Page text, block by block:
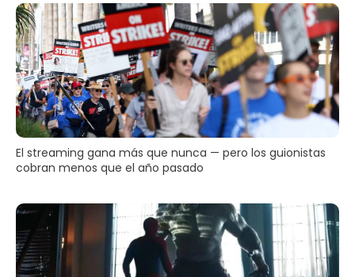
El streaming gana más que nunca — pero los guionistas
cobran menos que el año pasado